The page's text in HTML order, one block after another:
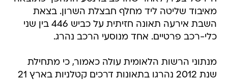
מאיבוד שליטה ליד מחלף חבצלת השרון. בצאת
השבת אירעה תאונה חזיתית על כביש 446 בין שני
כלי-רכב פרטיים. אחד מנוסעי הרכב נהרג.
מנתוני הרשות הלאומית עולה כאמור, כי מתחילת
שנת 2012 נהרגו בתאונות דרכים קטלניות בארץ 21